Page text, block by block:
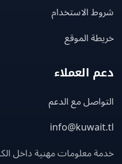
الاستخدام
الموقع
العملاء
مع الدعم
معلومات مهنية داخل الكويت